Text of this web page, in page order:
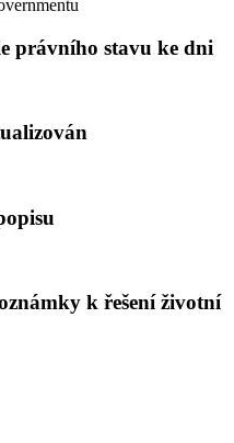
právního stavu ke dni
k řešení životní